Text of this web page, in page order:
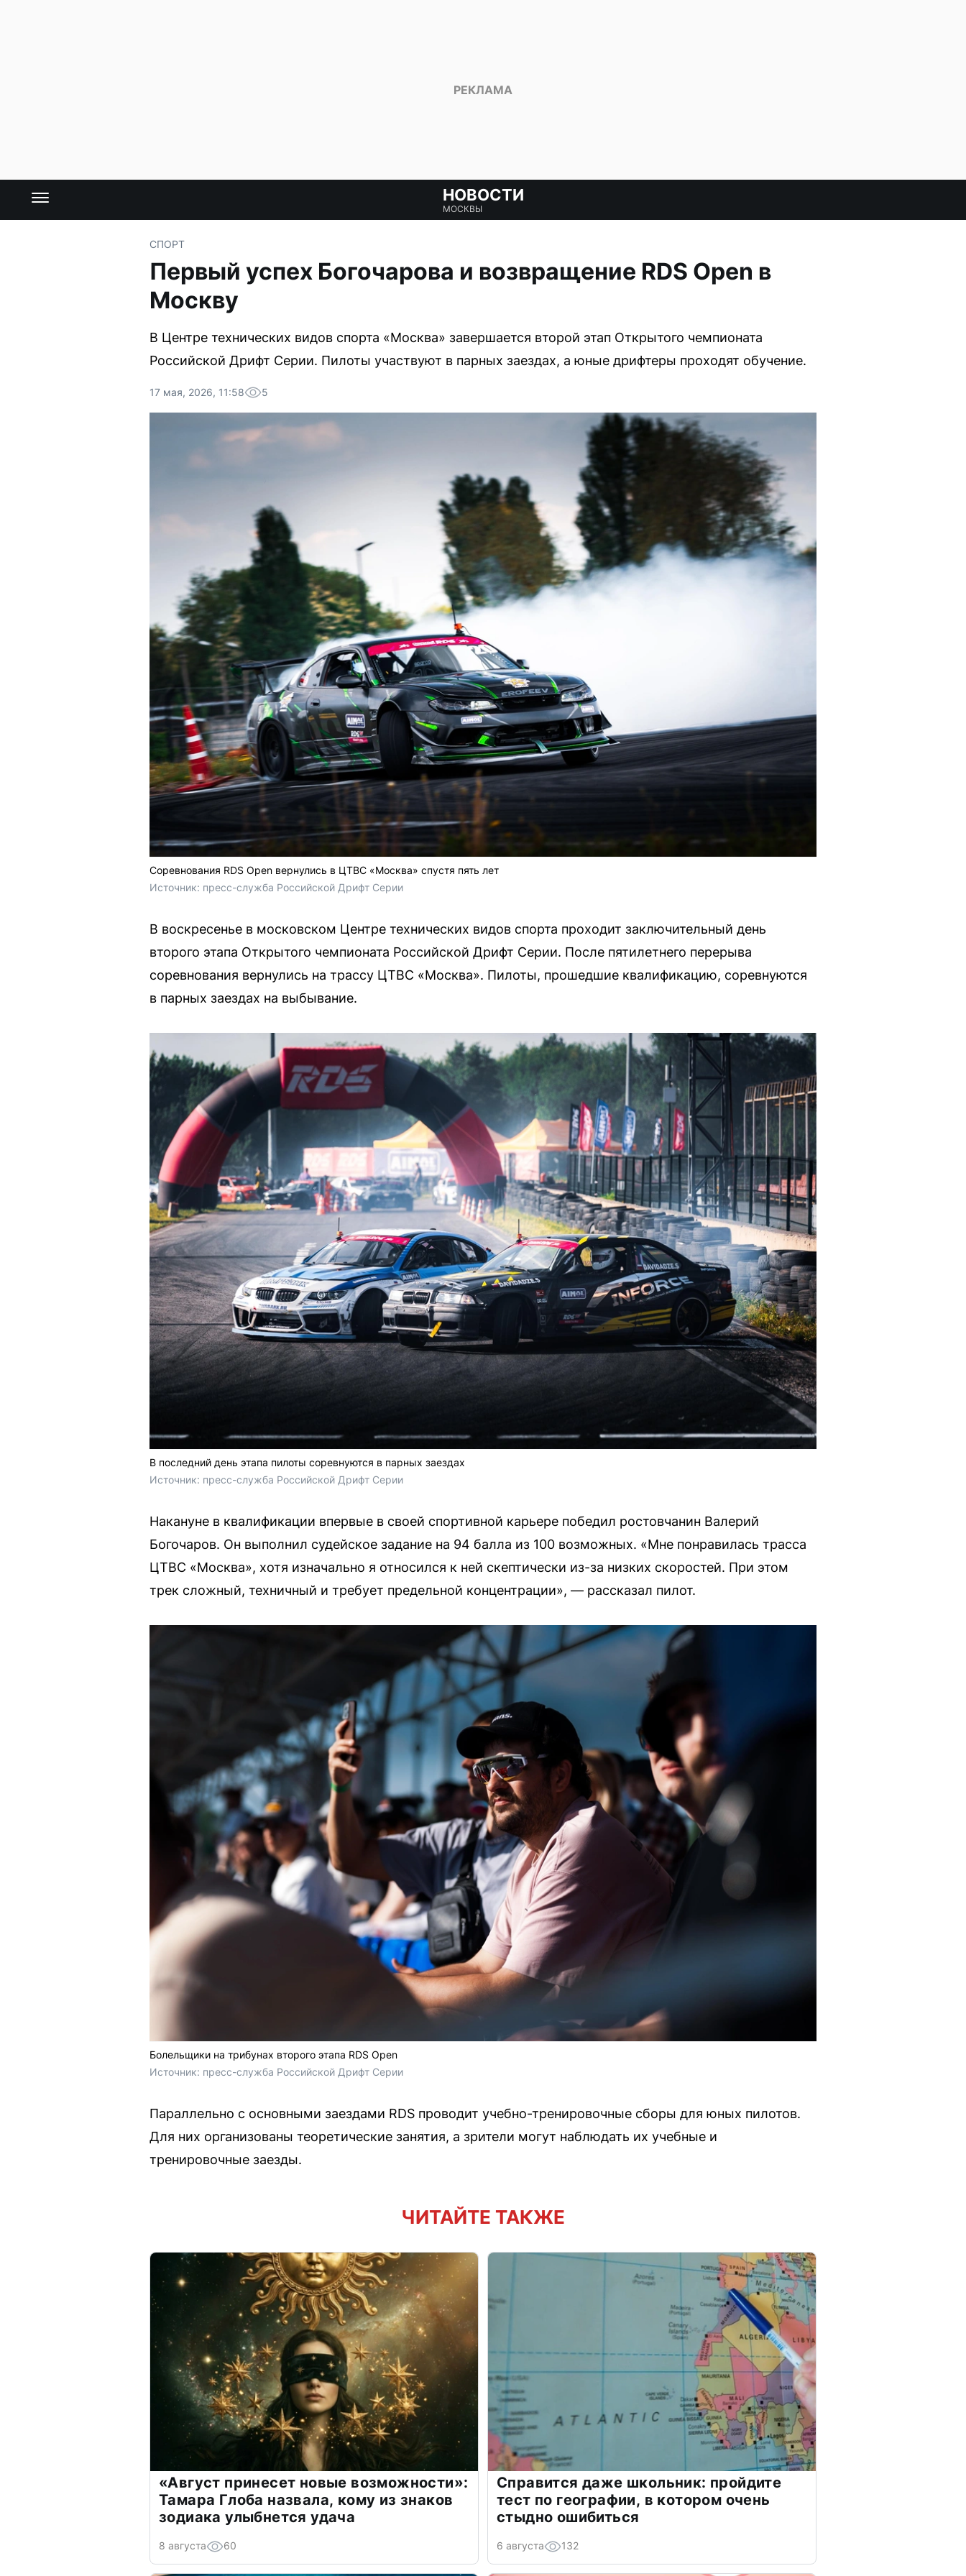
НОВОСТИ
МОСКВЫ
СПОРТ
Первый успех Богочарова и возвращение RDS Open в
Москву
В Центре технических видов спорта «Москва» завершается второй этап Открытого чемпионата
Российской Дрифт Серии. Пилоты участвуют в парных заездах, а юные дрифтеры проходят обучение.
17 мая, 2026, 11:58 5
Соревнования RDS Open вернулись в ЦТВС «Москва» спустя пять лет
Источник: пресс-служба Российской Дрифт Серии
В воскресенье в московском Центре технических видов спорта проходит заключительный день
второго этапа Открытого чемпионата Российской Дрифт Серии. После пятилетнего перерыва
соревнования вернулись на трассу ЦТВС «Москва». Пилоты, прошедшие квалификацию, соревнуются
в парных заездах на выбывание.
В последний день этапа пилоты соревнуются в парных заездах
Источник: пресс-служба Российской Дрифт Серии
Накануне в квалификации впервые в своей спортивной карьере победил ростовчанин Валерий
Богочаров. Он выполнил судейское задание на 94 балла из 100 возможных. «Мне понравилась трасса
ЦТВС «Москва», хотя изначально я относился к ней скептически из-за низких скоростей. При этом
трек сложный, техничный и требует предельной концентрации», — рассказал пилот.
Болельщики на трибунах второго этапа RDS Open
Источник: пресс-служба Российской Дрифт Серии
Параллельно с основными заездами RDS проводит учебно-тренировочные сборы для юных пилотов.
Для них организованы теоретические занятия, а зрители могут наблюдать их учебные и
тренировочные заезды.
ЧИТАЙТЕ ТАКЖЕ
«Август принесет новые возможности»:
Тамара Глоба назвала, кому из знаков
зодиака улыбнется удача
8 августа 60
Справится даже школьник: пройдите
тест по географии, в котором очень
стыдно ошибиться
6 августа 132